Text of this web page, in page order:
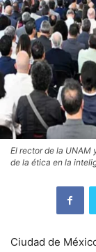
El rector de la UNAM
de la ética en la
Ciudad de